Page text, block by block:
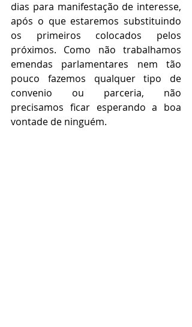
dias para manifestação de interesse,
após o que estaremos substituindo
os primeiros colocados pelos
próximos. Como não trabalhamos
emendas parlamentares nem tão
pouco fazemos qualquer tipo de
convenio ou parceria, não
precisamos ficar esperando a boa
vontade de ninguém.